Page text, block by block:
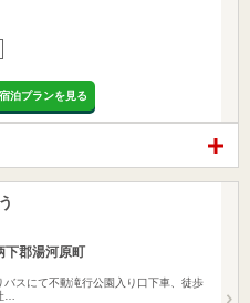
泊プランを見る
下郡湯河原町
バスにて不動滝行公園入り口下車、徒歩
…